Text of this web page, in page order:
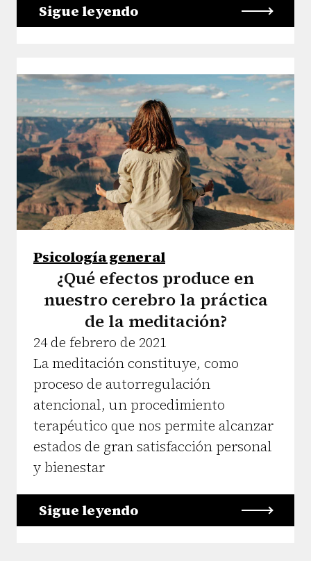
Sigue leyendo
Psicología general
¿Qué efectos produce en
nuestro cerebro la práctica
de la meditación?
24 de febrero de 2021
La meditación constituye, como
proceso de autorregulación
atencional, un procedimiento
terapéutico que nos permite alcanzar
estados de gran satisfacción personal
y bienestar
Sigue leyendo